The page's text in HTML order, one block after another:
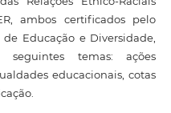
ambos certificados pelo
Educação e Diversidade,
seguintes temas: ações
educacionais, cotas